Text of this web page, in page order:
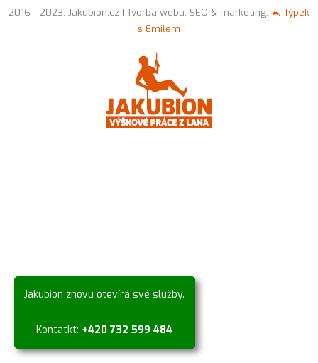
2016 - 2023: Jakubion.cz | Tvorba webu, SEO & marketing: 🐁 Týpek
s Emilem
Jakubion znovu otevírá své služby.
Kontatkt: +420 732 599 484